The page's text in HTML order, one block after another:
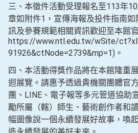
三、本徵件活動受理報名至113年
章如附件1，宣傳海報及投件指南
訊及參賽規範相關資訊歡迎至本館
https://www.ntl.edu.tw/wSite/
91926&ctNode=2739&mp=1)。
四、本活動得獎作品將在本館隆重
迴展覽。請惠予透過貴機關團體官
團、LINE、電子報等多元管道協助
勵所屬（轄）師生、藝術創作者和
幅圖像說一個永續發展好故事，喚